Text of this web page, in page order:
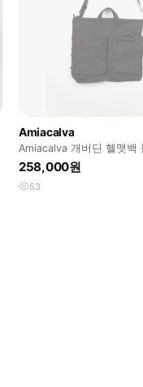
Amiacalva
Amiacalva 개버딘 헬맷백
258,000원
53